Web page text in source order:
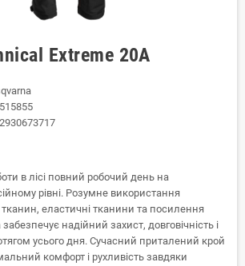
Extreme 20А
в лісі повний робочий день на
рівні. Розумне використання
тканин, еластичні тканини та посилення
надійний захист, довговічність і
усього дня. Сучасний приталений крой
комфорт і рухливість завдяки